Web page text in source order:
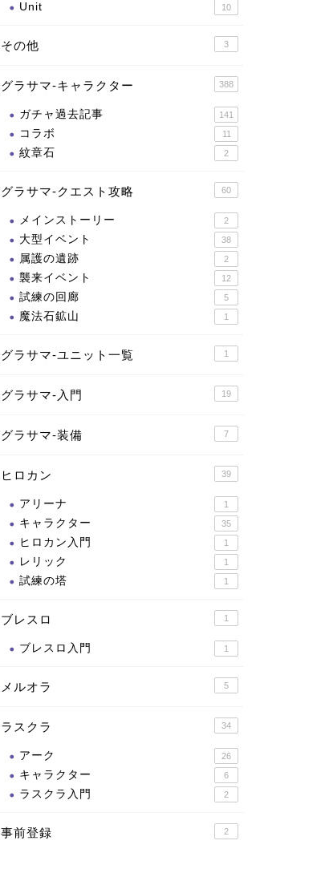
Unit 10
その他 3
グラサマ-キャラクター 388
ガチャ過去記事 141
コラボ 11
紋章石 2
グラサマ-クエスト攻略 60
メインストーリー 2
大型イベント 38
属護の遺跡 2
襲来イベント 12
試練の回廊 5
魔法石鉱山 1
グラサマ-ユニット一覧 1
グラサマ-入門 19
グラサマ-装備 7
ヒロカン 39
アリーナ 1
キャラクター 35
ヒロカン入門 1
レリック 1
試練の塔 1
ブレスロ 1
ブレスロ入門 1
メルオラ 5
ラスクラ 34
アーク 26
キャラクター 6
ラスクラ入門 2
事前登録 2